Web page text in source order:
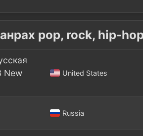
pop, rock, hip-
New
United States
Russia